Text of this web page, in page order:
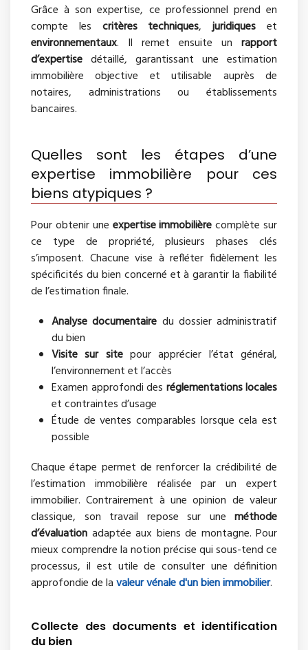
Grâce à son expertise, ce professionnel prend en
compte les critères techniques,juridiques et
environnementaux. Il remet ensuite un rapport
d’expertise détaillé, garantissant une estimation
immobilière objective et utilisable auprès de
notaires, administrations ou établissements
bancaires.
Quelles sont les étapes d’une
expertise immobilière pour ces
biens atypiques ?
Pour obtenir une expertise immobilièrecomplète sur
ce type de propriété, plusieurs phases clés
s’imposent. Chacune vise à refléter fidèlement les
spécificités du bien concerné et à garantir la fiabilité
de l’estimation finale.
Analyse documentaire du dossier administratif
du bien
Visite sur sitepour apprécier l’état général,
l’environnement et l’accès
Examen approfondi des réglementations locales
et contraintes d’usage
Étude de ventes comparables lorsque cela est
possible
Chaque étape permet de renforcer la crédibilité de
l’estimation immobilière réalisée par un expert
immobilier. Contrairement à une opinion de valeur
classique, son travail repose sur une méthode
d’évaluation adaptée aux biens de montagne. Pour
mieux comprendre la notion précise qui sous-tend ce
processus, il est utile de consulter une définition
approfondie de lavaleur vénale d'un bien immobilier.
Collecte des documents et identification
du bien